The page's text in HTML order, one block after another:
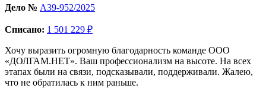
Дело № А39-952/2025
Списано: 1 501 229 ₽
Хочу выразить огромную благодарность команде ООО
«ДОЛГАМ.НЕТ». Ваш профессионализм на высоте. На всех
этапах были на связи, подсказывали, поддерживали. Жалею,
что не обратилась к ним раньше.